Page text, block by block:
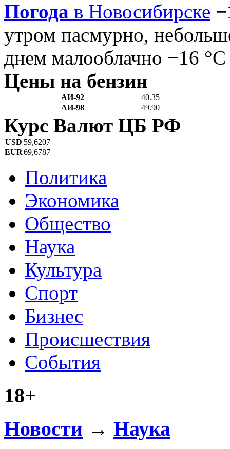
Погода в Новосибирске
утром пасмурно,
днем малооблачно −16 °C
Цены на бензин
АИ-92
40.35
АИ-98
49.90
Курс Валют ЦБ РФ
USD 59,6207
EUR69,6787
Политика
Экономика
Общество
Наука
Культура
Спорт
Бизнес
Происшествия
События
18+
Новости → Наука